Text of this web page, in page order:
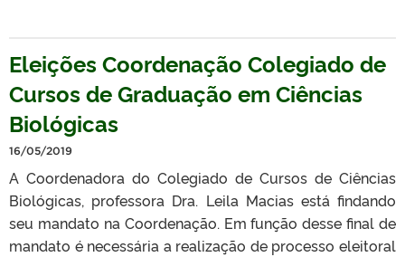
Eleições Coordenação Colegiado de
Cursos de Graduação em Ciências
Biológicas
16/05/2019
A Coordenadora do Colegiado de Cursos de Ciências
Biológicas, professora Dra. Leila Macias está findando
seu mandato na Coordenação. Em função desse final de
mandato é necessária a realização de processo eleitoral